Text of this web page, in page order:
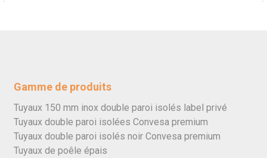
Gamme de produits
Tuyaux 150 mm inox double paroi isolés label privé
Tuyaux double paroi isolées Convesa premium
Tuyaux double paroi isolés noir Convesa premium
Tuyaux de poêle épais